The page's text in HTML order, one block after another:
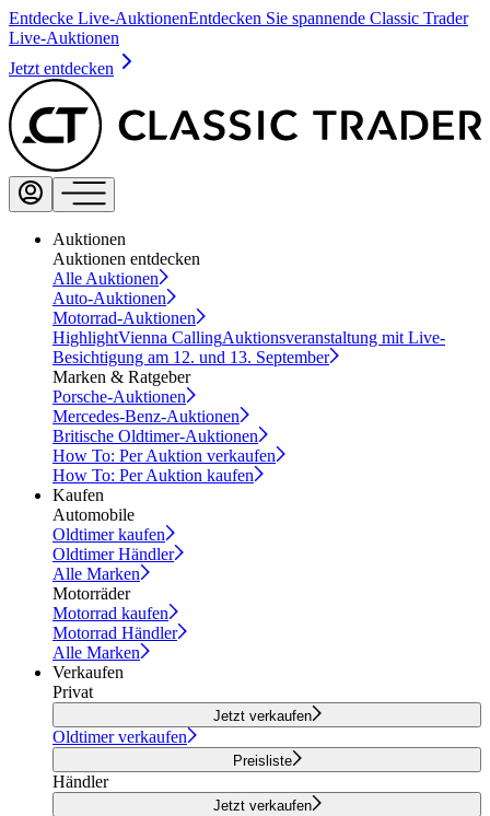
Entdecke Live-AuktionenEntdecken Sie spannende Classic Trader
Live-Auktionen
Jetzt entdecken
Auktionen
Auktionen entdecken
Alle Auktionen
Auto-Auktionen
Motorrad-Auktionen
HighlightVienna CallingAuktionsveranstaltung mit Live-
Besichtigung am 12. und 13. September
Marken & Ratgeber
Porsche-Auktionen
Mercedes-Benz-Auktionen
Britische Oldtimer-Auktionen
How To: Per Auktion verkaufen
How To: Per Auktion kaufen
Kaufen
Automobile
Oldtimer kaufen
Oldtimer Händler
Alle Marken
Motorräder
Motorrad kaufen
Motorrad Händler
Alle Marken
Verkaufen
Privat
Jetzt verkaufen
Oldtimer verkaufen
Preisliste
Händler
Jetzt verkaufen